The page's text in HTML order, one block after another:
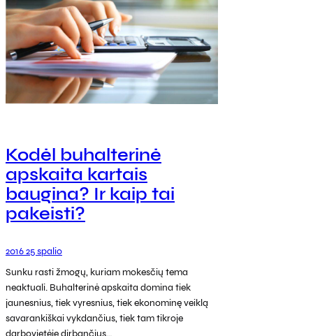
Kodėl buhalterinė
apskaita kartais
baugina? Ir kaip tai
pakeisti?
2016 25 spalio
Sunku rasti žmogų, kuriam mokesčių tema
neaktuali. Buhalterinė apskaita domina tiek
jaunesnius, tiek vyresnius, tiek ekonominę veiklą
savarankiškai vykdančius, tiek tam tikroje
darbovietėje dirbančius…